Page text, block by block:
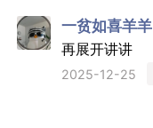
一贫如喜羊羊
再展开讲讲
2025-12-25